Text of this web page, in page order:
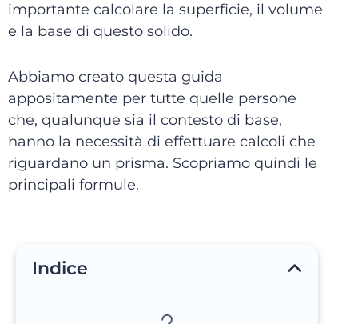
importante calcolare la superficie, il volume
e la base di questo solido.
Abbiamo creato questa guida
appositamente per tutte quelle persone
che, qualunque sia il contesto di base,
hanno la necessità di effettuare calcoli che
riguardano un prisma. Scopriamo quindi le
principali formule.
Indice